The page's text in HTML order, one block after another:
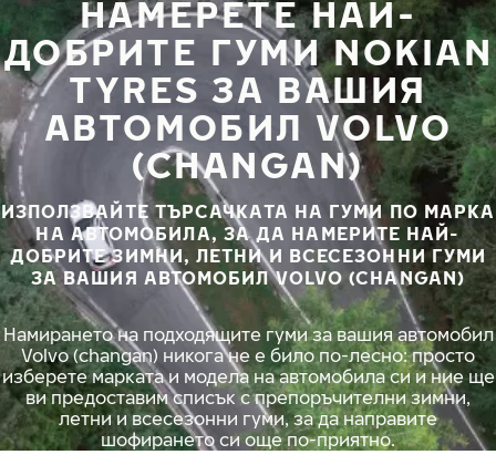
НАМЕРЕТЕ НАЙ-
ДОБРИТЕ ГУМИ NOKIAN
TYRES ЗА ВАШИЯ
АВТОМОБИЛ VOLVO
(CHANGAN)
ИЗПОЛЗВАЙТЕ ТЪРСАЧКАТА НА ГУМИ ПО МАРКА
НА АВТОМОБИЛА, ЗА ДА НАМЕРИТЕ НАЙ-
ДОБРИТЕ ЗИМНИ, ЛЕТНИ И ВСЕСЕЗОННИ ГУМИ
ЗА ВАШИЯ АВТОМОБИЛ VOLVO (CHANGAN)
Намирането на подходящите гуми за вашия автомобил
Volvo (changan) никога не е било по-лесно: просто
изберете марката и модела на автомобила си и ние ще
ви предоставим списък с препоръчителни зимни,
летни и всесезонни гуми, за да направите
шофирането си още по-приятно.